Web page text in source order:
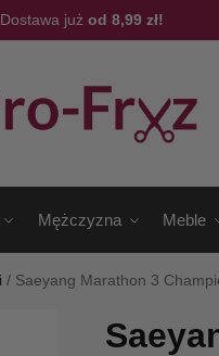
Dostawa już od 8,99 zł!
Mężczyzna Meble
/ Saeyang Marathon 3